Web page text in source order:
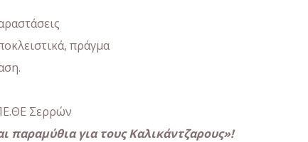
πράγμα
Σερρών
παραμύθια για τους Καλικάντζαρους»!